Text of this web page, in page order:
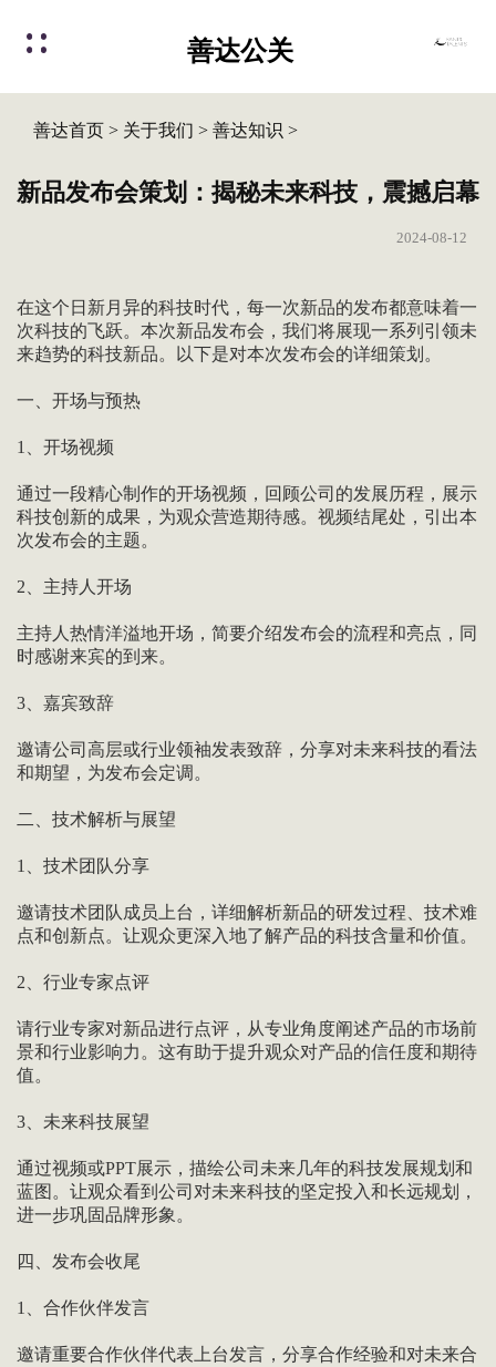
善达公关
善达首页> 关于我们 > 善达知识 >
新品发布会策划：揭秘未来科技，震撼启幕
2024-08-12
在这个日新月异的科技时代，每一次新品的发布都意味着一
次科技的飞跃。本次新品发布会，我们将展现一系列引领未
来趋势的科技新品。以下是对本次发布会的详细策划。
一、开场与预热
1、开场视频
通过一段精心制作的开场视频，回顾公司的发展历程，展示
科技创新的成果，为观众营造期待感。视频结尾处，引出本
次发布会的主题。
2、主持人开场
主持人热情洋溢地开场，简要介绍发布会的流程和亮点，同
时感谢来宾的到来。
3、嘉宾致辞
邀请公司高层或行业领袖发表致辞，分享对未来科技的看法
和期望，为发布会定调。
二、技术解析与展望
1、技术团队分享
邀请技术团队成员上台，详细解析新品的研发过程、技术难
点和创新点。让观众更深入地了解产品的科技含量和价值。
2、行业专家点评
请行业专家对新品进行点评，从专业角度阐述产品的市场前
景和行业影响力。这有助于提升观众对产品的信任度和期待
值。
3、未来科技展望
通过视频或PPT展示，描绘公司未来几年的科技发展规划和
蓝图。让观众看到公司对未来科技的坚定投入和长远规划，
进一步巩固品牌形象。
四、发布会收尾
1、合作伙伴发言
邀请重要合作伙伴代表上台发言，分享合作经验和对未来合